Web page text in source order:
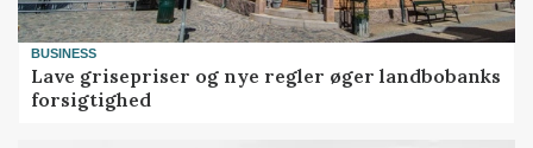
BUSINESS
Lave grisepriser og nye regler øger landbobanks
forsigtighed